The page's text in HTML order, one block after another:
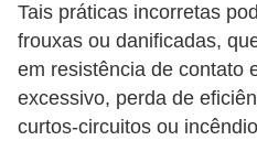
Tais práticas incorretas
frouxas ou danificadas,
em resistência de contato
excessivo, perda de
curtos-circuitos ou
i
c
i
d